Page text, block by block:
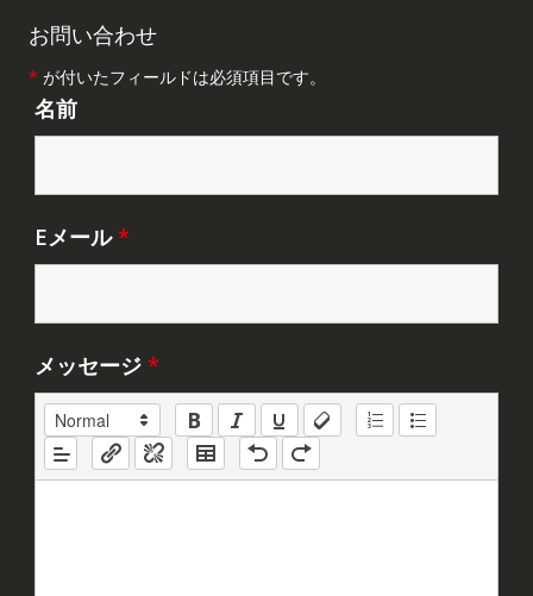
お問い合わせ
* が付いたフィールドは必須項目です。
名前
Eメール*
メッセージ *